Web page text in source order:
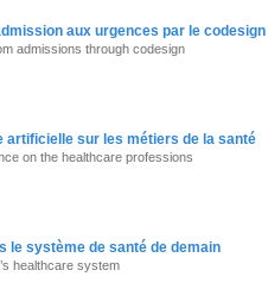
aux urgences par le codesign
admissions through codesign
artificielle sur les métiers de la santé
on the healthcare professions
le système de santé de demain
healthcare system